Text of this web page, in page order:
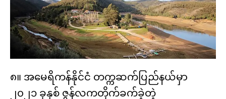
၈။ အမေရိကန်နိုင်ငံ တက္ကဆက်ပြည်နယ်မှာ
၂၀၂၁ ခုနှစ် ဇွန်လကတိုက်ခက်ခဲ့တဲ့